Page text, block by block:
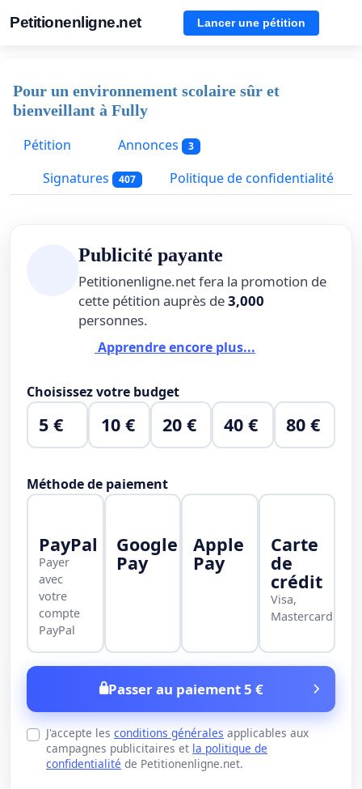
Petitionenligne.net Lancer une pétition
Pour un environnement scolaire sûr et
bienveillant à Fully
Pétition
Annonces 3
Signatures 407 Politique de confidentialité
Publicité payante
Petitionenligne.net fera la promotion de
cette pétition auprès de3,000
personnes.
Apprendre encore plus...
Choisissez votre budget
5 € 10 € 20 € 40 € 80 €
Méthode de paiement
PayPal
Payer
avec
votre
compte
PayPal
Google
Pay
Apple
Pay
Carte
de
crédit
Visa,
Mastercard
Passer au paiement 5 €
J'accepte les conditions générales applicables aux
campagnes publicitaires et la politique de
confidentialité de Petitionenligne.net.